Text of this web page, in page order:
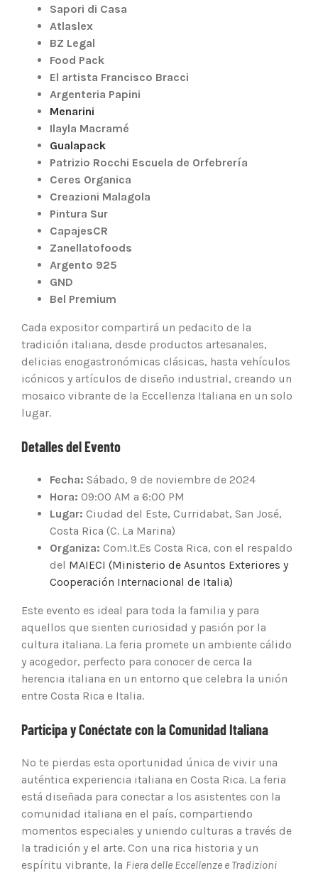
Sapori di Casa
Atlaslex
BZ Legal
Food Pack
El artista Francisco Bracci
Argenteria Papini
Menarini
Ilayla Macramé
Gualapack
Patrizio Rocchi Escuela de Orfebrería
Ceres Organica
Creazioni Malagola
Pintura Sur
CapajesCR
Zanellatofoods
Argento 925
GND
Bel Premium
Cada expositor compartirá un pedacito de la
tradición italiana, desde productos artesanales,
delicias enogastronómicas clásicas, hasta vehículos
icónicos y artículos de diseño industrial, creando un
mosaico vibrante de la Eccellenza Italiana en un solo
lugar.
Detalles del Evento
Fecha: Sábado, 9 de noviembre de 2024
Hora: 09:00 AM a 6:00 PM
Lugar: Ciudad del Este, Curridabat, San José,
Costa Rica (C. La Marina)
Organiza: Com.It.Es Costa Rica, con el respaldo
del MAIECI (Ministerio de Asuntos Exteriores y
Cooperación Internacional de Italia)
Este evento es ideal para toda la familia y para
aquellos que sienten curiosidad y pasión por la
cultura italiana. La feria promete un ambiente cálido
y acogedor, perfecto para conocer de cerca la
herencia italiana en un entorno que celebra la unión
entre Costa Rica e Italia.
Participa y Conéctate con la Comunidad Italiana
No te pierdas esta oportunidad única de vivir una
auténtica experiencia italiana en Costa Rica. La feria
está diseñada para conectar a los asistentes con la
comunidad italiana en el país, compartiendo
momentos especiales y uniendo culturas a través de
la tradición y el arte. Con una rica historia y un
espíritu vibrante, la Fiera delle Eccellenze e Tradizioni